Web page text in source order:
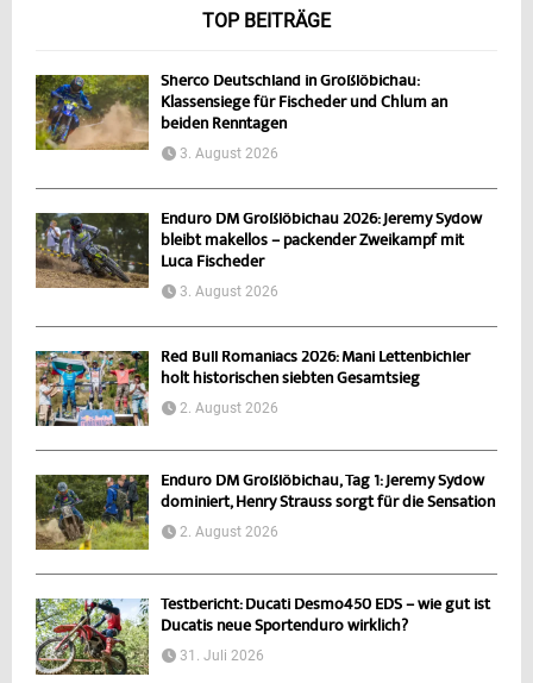
TOP BEITRÄGE
Sherco Deutschland in Großlöbichau:
Klassensiege für Fischeder und Chlum an
beiden Renntagen
3. August 2026
Enduro DM Großlöbichau 2026: Jeremy Sydow
bleibt makellos – packender Zweikampf mit
Luca Fischeder
3. August 2026
Red Bull Romaniacs 2026: Mani Lettenbichler
holt historischen siebten Gesamtsieg
2. August 2026
Enduro DM Großlöbichau, Tag 1: Jeremy Sydow
dominiert, Henry Strauss sorgt für die Sensation
2. August 2026
Testbericht: Ducati Desmo450 EDS – wie gut ist
Ducatis neue Sportenduro wirklich?
31. Juli 2026